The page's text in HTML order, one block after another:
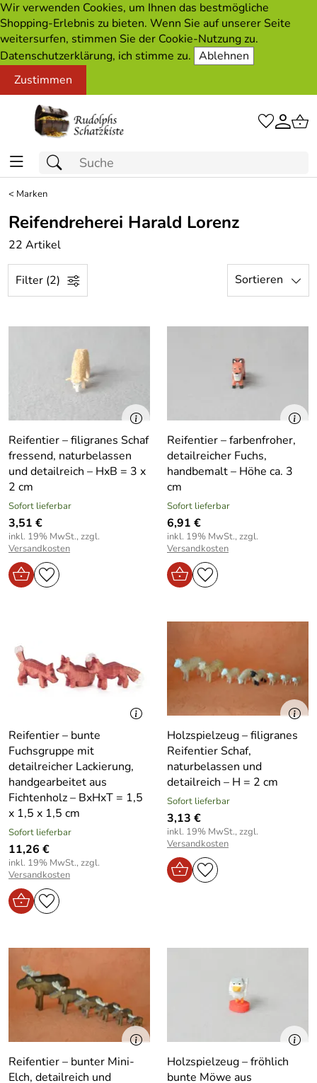
Wir verwenden Cookies, um Ihnen das bestmögliche
Shopping-Erlebnis zu bieten. Wenn Sie auf unserer Seite
weitersurfen, stimmen Sie der Cookie-Nutzung zu.
Datenschutzerklärung, ich stimme zu. Ablehnen
Zustimmen
< Marken
Reifendreherei Harald Lorenz
22 Artikel
Filter (2) Sortieren
Reifentier – filigranes Schaf
fressend, naturbelassen
und detailreich – HxB = 3 x
2 cm
Sofort lieferbar
3,51 €
inkl. 19% MwSt., zzgl.
Versandkosten
Reifentier – farbenfroher,
detailreicher Fuchs,
handbemalt – Höhe ca. 3
cm
Sofort lieferbar
6,91 €
inkl. 19% MwSt., zzgl.
Versandkosten
Reifentier – bunte
Fuchsgruppe mit
detailreicher Lackierung,
handgearbeitet aus
Fichtenholz – BxHxT = 1,5
x 1,5 x 1,5 cm
Sofort lieferbar
11,26 €
inkl. 19% MwSt., zzgl.
Versandkosten
Holzspielzeug – filigranes
Reifentier Schaf,
naturbelassen und
detailreich – H = 2 cm
Sofort lieferbar
3,13 €
inkl. 19% MwSt., zzgl.
Versandkosten
Reifentier – bunter Mini-
Elch, detailreich und
Holzspielzeug – fröhlich
bunte Möwe aus